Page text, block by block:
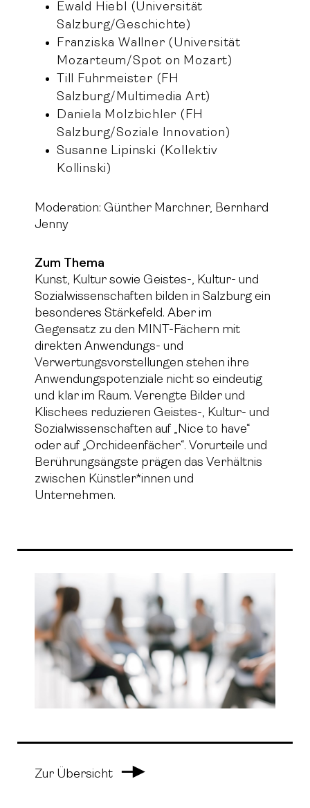
Ewald Hiebl (Universität
Salzburg/Geschichte)
Franziska Wallner (Universität
Mozarteum/Spot on Mozart)
Till Fuhrmeister (FH
Salzburg/Multimedia Art)
Daniela Molzbichler (FH
Salzburg/Soziale Innovation)
Susanne Lipinski (Kollektiv
Kollinski)
Moderation: Günther Marchner, Bernhard
Jenny
Zum Thema
Kunst, Kultur sowie Geistes-, Kultur- und
Sozialwissenschaften bilden in Salzburg ein
besonderes Stärkefeld. Aber im
Gegensatz zu den MINT-Fächern mit
direkten Anwendungs- und
Verwertungsvorstellungen stehen ihre
Anwendungspotenziale nicht so eindeutig
und klar im Raum. Verengte Bilder und
Klischees reduzieren Geistes-, Kultur- und
Sozialwissenschaften auf „Nice to have“
oder auf „Orchideenfächer“. Vorurteile und
Berührungsängste prägen das Verhältnis
zwischen Künstler*innen und
Unternehmen.
Zur Übersicht Arrow Right